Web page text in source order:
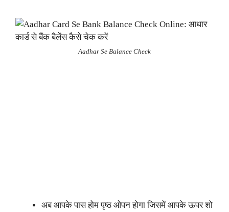
Aadhar Se Balance Check
अब आपके पास होम पृष्ठ ओपन होगा जिसमें आपके ऊपर शो